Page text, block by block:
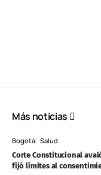
Más noticias
Bogotá Salud
Corte Constitucional
fijó límites al